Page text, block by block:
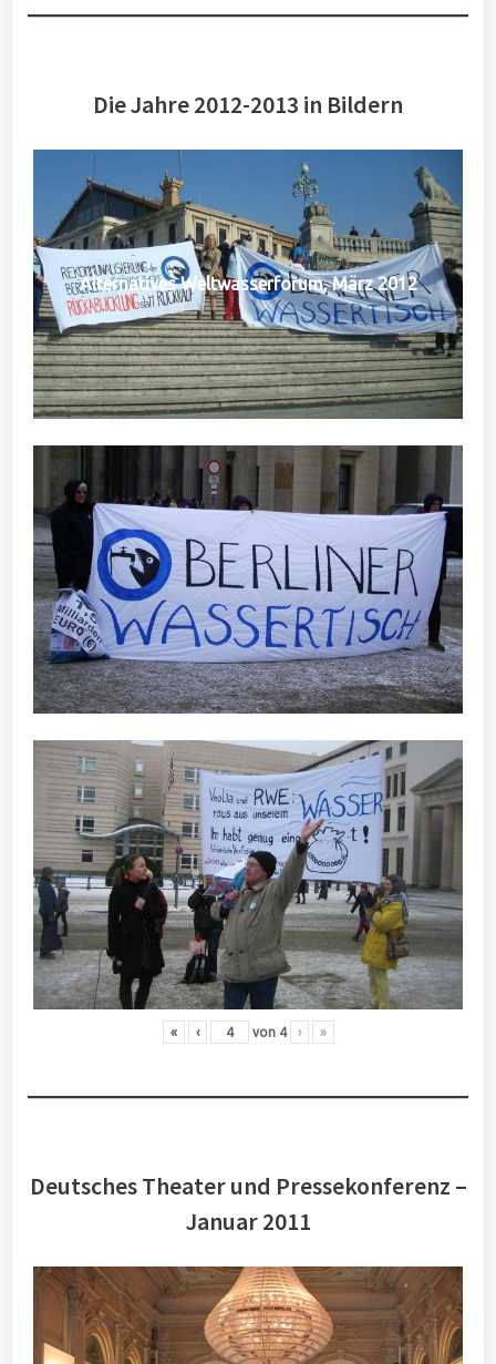
Die Jahre 2012-2013 in Bildern
Alternatives Weltwasserforum, März 2012
« ‹ von 4 › »
Deutsches Theater und Pressekonferenz –
Januar 2011